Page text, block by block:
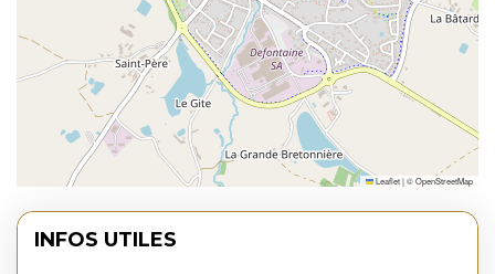
Leaflet|©OpenStreetMap
INFOS UTILES